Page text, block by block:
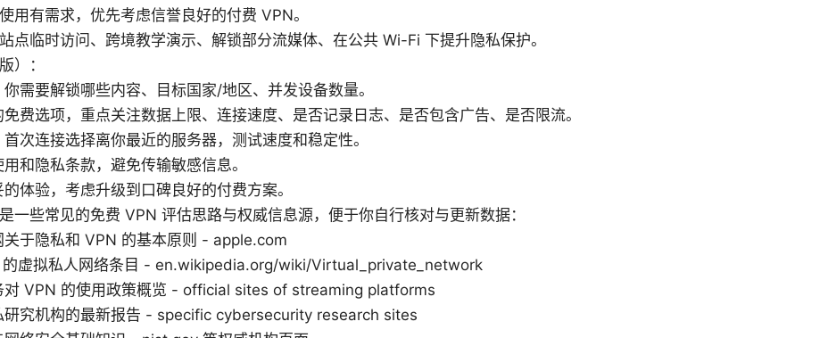
用有需求，优先考虑信誉良好的付费 VPN。
点临时访问、跨境教学演示、解锁部分流媒体、在公共 Wi-Fi 下提升隐私保护。
）：
需要解锁哪些内容、目标国家/地区、并发设备数量。
费选项，重点关注数据上限、连接速度、是否记录日志、是否包含广告、是否限流。
次连接选择离你最近的服务器，测试速度和稳定性。
和隐私条款，避免传输敏感信息。
体验，考虑升级到口碑良好的付费方案。
一些常见的免费 VPN 评估思路与权威信息源，便于你自行核对与更新数据：
关于隐私和 VPN 的基本原则 - apple.com
虚拟私人网络条目 - en.wikipedia.org/wiki/Virtual_private_network
对 VPN 的使用政策概览 - official sites of streaming platforms
研究机构的最新报告 - specific cybersecurity research sites